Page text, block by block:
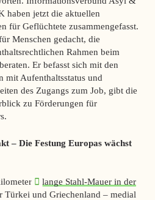
haben jetzt die aktuellen
für Geflüchtete zusammengefasst.
Menschen gedacht, die
Rahmen beim
Er befasst sich mit den
mit Aufenthaltsstatus und
des Zugangs zum Job, gibt die
zu Förderungen für
– Die Festung Europas wächst
lange Stahl-Mauer in der
Türkei und Griechenland – medial